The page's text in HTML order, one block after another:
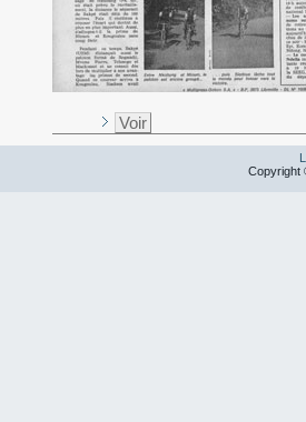
Voir
Copyright